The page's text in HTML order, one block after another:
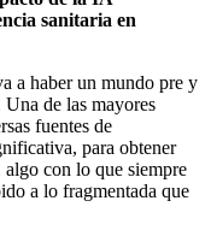
sanitaria en
a haber un mundo pre y
de las mayores
fuentes de
para obtener
algo con lo que siempre
a lo fragmentada que